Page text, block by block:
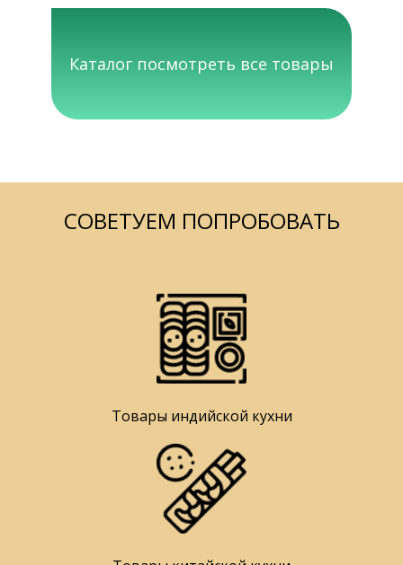
Каталог посмотреть все товары
СОВЕТУЕМ ПОПРОБОВАТЬ
Товары индийской кухни